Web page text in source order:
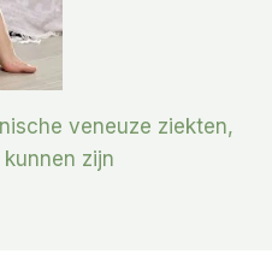
veneuze ziekten,
zijn